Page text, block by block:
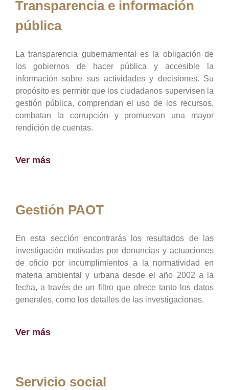
Transparencia e información
pública
La transparencia gubernamental es la obligación de
los gobiernos de hacer pública y accesible la
información sobre sus actividades y decisiones. Su
propósito es permitir que los ciudadanos supervisen la
gestión pública, comprendan el uso de los recursos,
combatan la corrupción y promuevan una mayor
rendición de cuentas.
Ver más
Gestión PAOT
En esta sección encontrarás los resultados de las
investigación motivadas por denuncias y actuaciones
de oficio por incumplimientos a la normatividad en
materia ambiental y urbana desde el año 2002 a la
fecha, a través de un filtro que ofrece tanto los datos
generales, como los detalles de las investigaciones.
Ver más
Servicio social